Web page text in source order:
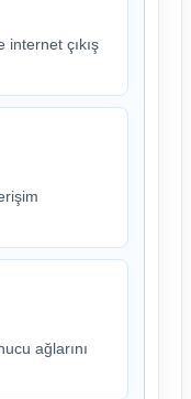
internet çıkış
ağlarını